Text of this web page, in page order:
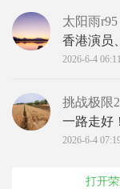
太阳雨r95
香港演员
2026-6-4 06:11
挑战极限
一路走好
2026-6-4
打开